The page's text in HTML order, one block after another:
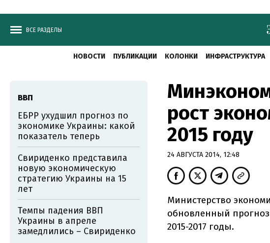
ВСЕ РАЗДЕЛЫ
НОВОСТИ ПУБЛИКАЦИИ КОЛОНКИ ИНФРАСТРУКТУРА
рост
2015 году
24 АВГУСТА 2014, 12:48
Министерство
обновленный
2015-2017 годы.
ВВП
ЕБРР ухудшил прогноз по
экономике Украины: какой
показатель теперь
Свириденко представила
новую экономическую
стратегию Украины на 15
лет
Темпы падения ВВП
Украины в апреле
замедлились – Свириденко